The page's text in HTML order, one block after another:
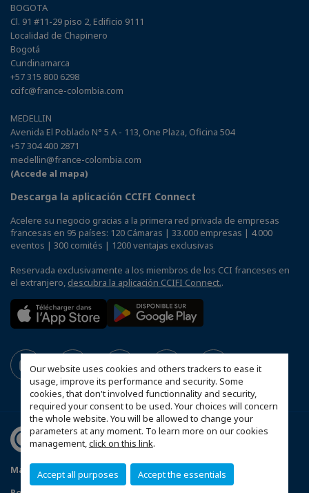
Our website uses cookies and others trackers to ease it
usage, improve its performance and security. Some
cookies, that don't involved functionnality and security,
required your consent to be used. Your choices will concern
the whole website. You will be allowed to change your
parameters at any moment. To learn more on our cookies
management,click on this link.
Accept all purposes Accept the essentials
BOGOTA
Cl. 91 #11-29 piso 2, Edificio 9111
Localidad de Chapinero
Bogotá
Cundinamarca
+57 315 800 6298
ccifc@france-colombia.com
MEDELLIN
Avenida El Poblado N° 5 A - 113, One Plaza, Oficina 504
+57 304 400 2871
medellin@france-colombia.com
(Accede al mapa)
Descarga la aplicación CCIFI Connect
Acelere su negocio gracias a la primera red privada de empresas
francesas en 95 países: 120 Cámaras | 33.000 empresas | 4.000
eventos | 300 comités | 1200 ventajas exclusivas
Reservada exclusivamente a los miembros de los CCI franceses en
el extranjero, descubra la aplicación CCIFI Connect..
Mapa del sitio
Mentions légales